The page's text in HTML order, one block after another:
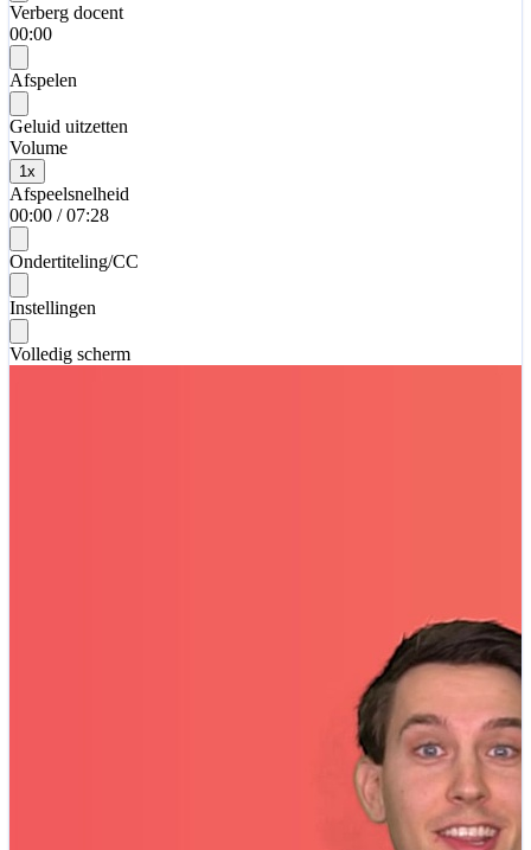
Verberg docent
00:00
Afspelen
Geluid uitzetten
Volume
1 x
Afspeelsnelheid
00:00 / 07:28
Ondertiteling/CC
Instellingen
Volledig scherm